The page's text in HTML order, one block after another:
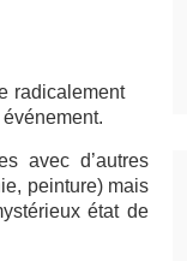
radicalement
avec d’autres
peinture) mais
état de